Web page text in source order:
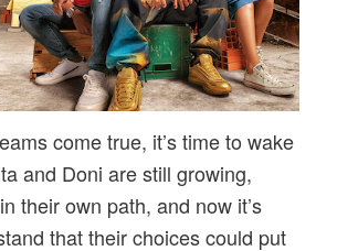
come true, it’s time to wake
and Doni are still growing,
their own path, and now it’s
that their choices could put